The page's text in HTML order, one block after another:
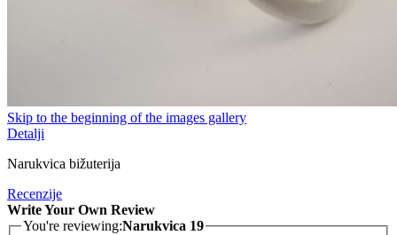
Skip to the beginning of the images gallery
Detalji
Narukvica bižuterija
Recenzije
Write Your Own Review
You're reviewing:Narukvica 19